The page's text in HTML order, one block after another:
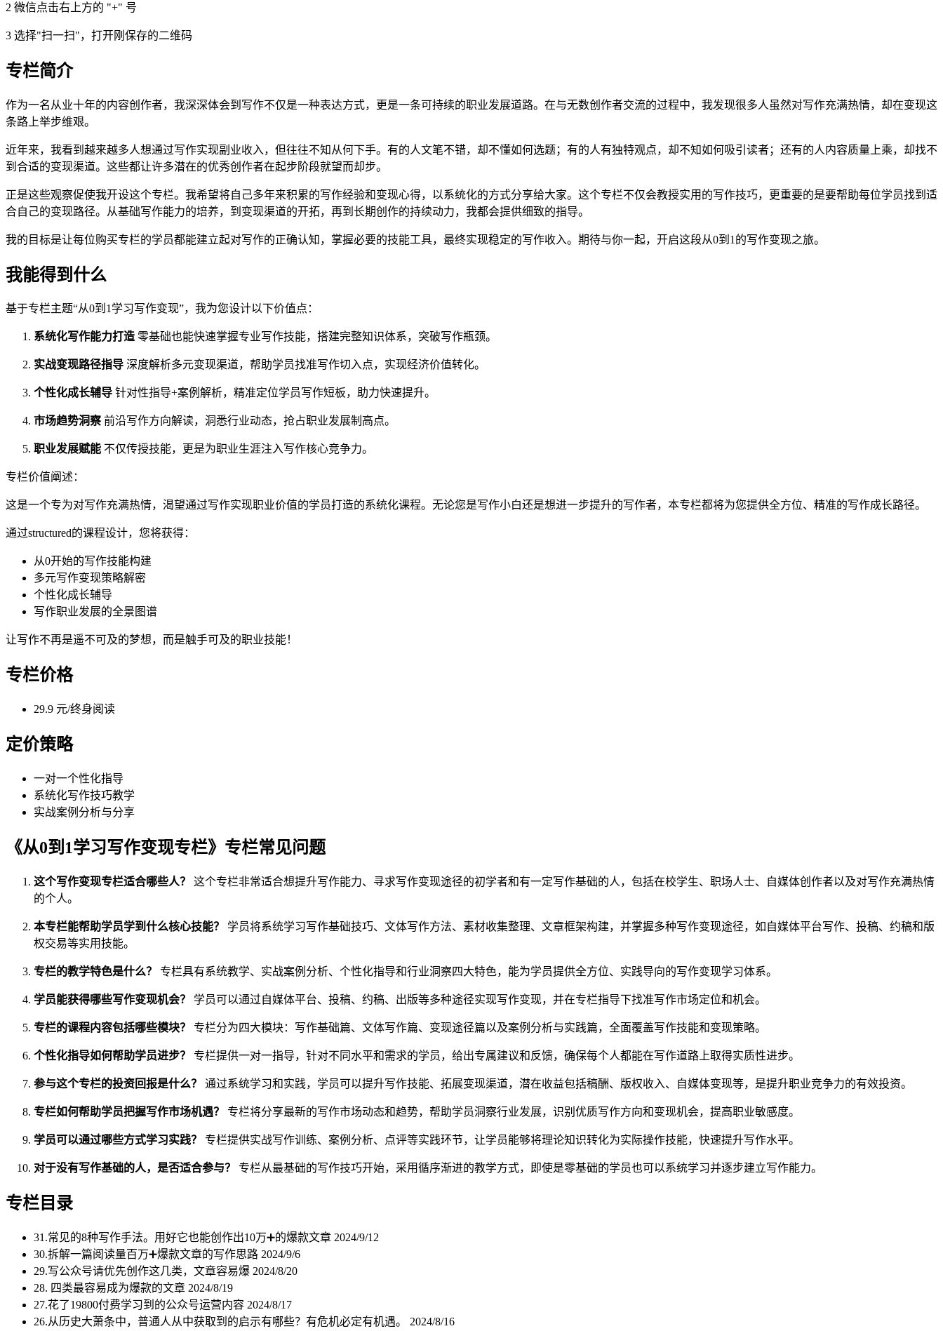
2 微信点击右上方的 "+" 号
3 选择"扫一扫"，打开刚保存的二维码
专栏简介
作为一名从业十年的内容创作者，我深深体会到写作不仅是一种表达方式，更是一条可持续的职业发展道路。在与无数创作者交流的过程中，我发现很多人虽然对写作充满热情，却在变现这
条路上举步维艰。
近年来，我看到越来越多人想通过写作实现副业收入，但往往不知从何下手。有的人文笔不错，却不懂如何选题；有的人有独特观点，却不知如何吸引读者；还有的人内容质量上乘，却找不
到合适的变现渠道。这些都让许多潜在的优秀创作者在起步阶段就望而却步。
正是这些观察促使我开设这个专栏。我希望将自己多年来积累的写作经验和变现心得，以系统化的方式分享给大家。这个专栏不仅会教授实用的写作技巧，更重要的是要帮助每位学员找到适
合自己的变现路径。从基础写作能力的培养，到变现渠道的开拓，再到长期创作的持续动力，我都会提供细致的指导。
我的目标是让每位购买专栏的学员都能建立起对写作的正确认知，掌握必要的技能工具，最终实现稳定的写作收入。期待与你一起，开启这段从0到1的写作变现之旅。
我能得到什么
基于专栏主题“从0到1学习写作变现”，我为您设计以下价值点：
系统化写作能力打造零基础也能快速掌握专业写作技能，搭建完整知识体系，突破写作瓶颈。
实战变现路径指导 深度解析多元变现渠道，帮助学员找准写作切入点，实现经济价值转化。
个性化成长辅导 针对性指导+案例解析，精准定位学员写作短板，助力快速提升。
市场趋势洞察 前沿写作方向解读，洞悉行业动态，抢占职业发展制高点。
职业发展赋能 不仅传授技能，更是为职业生涯注入写作核心竞争力。
专栏价值阐述：
这是一个专为对写作充满热情，渴望通过写作实现职业价值的学员打造的系统化课程。无论您是写作小白还是想进一步提升的写作者，本专栏都将为您提供全方位、精准的写作成长路径。
通过structured的课程设计，您将获得：
从0开始的写作技能构建
多元写作变现策略解密
个性化成长辅导
写作职业发展的全景图谱
让写作不再是遥不可及的梦想，而是触手可及的职业技能！
专栏价格
29.9 元/终身阅读
定价策略
一对一个性化指导
系统化写作技巧教学
实战案例分析与分享
《从0到1学习写作变现专栏》专栏常见问题
这个写作变现专栏适合哪些人？
这个专栏非常适合想提升写作能力、寻求写作变现途径的初学者和有一定写作基础的人，包括在校学生、职场人士、自媒体创作者以及对写作充满热情
的个人。
本专栏能帮助学员学到什么核心技能？
学员将系统学习写作基础技巧、文体写作方法、素材收集整理、文章框架构建，并掌握多种写作变现途径，如自媒体平台写作、投稿、约稿和版
权交易等实用技能。
专栏的教学特色是什么？ 专栏具有系统教学、实战案例分析、个性化指导和行业洞察四大特色，能为学员提供全方位、实践导向的写作变现学习体系。
学员能获得哪些写作变现机会？ 学员可以通过自媒体平台、投稿、约稿、出版等多种途径实现写作变现，并在专栏指导下找准写作市场定位和机会。
专栏的课程内容包括哪些模块？ 专栏分为四大模块：写作基础篇、文体写作篇、变现途径篇以及案例分析与实践篇，全面覆盖写作技能和变现策略。
个性化指导如何帮助学员进步？ 专栏提供一对一指导，针对不同水平和需求的学员，给出专属建议和反馈，确保每个人都能在写作道路上取得实质性进步。
参与这个专栏的投资回报是什么？ 通过系统学习和实践，学员可以提升写作技能、拓展变现渠道，潜在收益包括稿酬、版权收入、自媒体变现等，是提升职业竞争力的有效投资。
专栏如何帮助学员把握写作市场机遇？ 专栏将分享最新的写作市场动态和趋势，帮助学员洞察行业发展，识别优质写作方向和变现机会，提高职业敏感度。
学员可以通过哪些方式学习实践？ 专栏提供实战写作训练、案例分析、点评等实践环节，让学员能够将理论知识转化为实际操作技能，快速提升写作水平。
对于没有写作基础的人，是否适合参与？ 专栏从最基础的写作技巧开始，采用循序渐进的教学方式，即使是零基础的学员也可以系统学习并逐步建立写作能力。
专栏目录
31.常见的8种写作手法。用好它也能创作出10万➕的爆款文章 2024/9/12
30.拆解一篇阅读量百万➕爆款文章的写作思路 2024/9/6
29.写公众号请优先创作这几类，文章容易爆 2024/8/20
28. 四类最容易成为爆款的文章 2024/8/19
27.花了19800付费学习到的公众号运营内容 2024/8/17
26.从历史大萧条中，普通人从中获取到的启示有哪些？有危机必定有机遇。 2024/8/16